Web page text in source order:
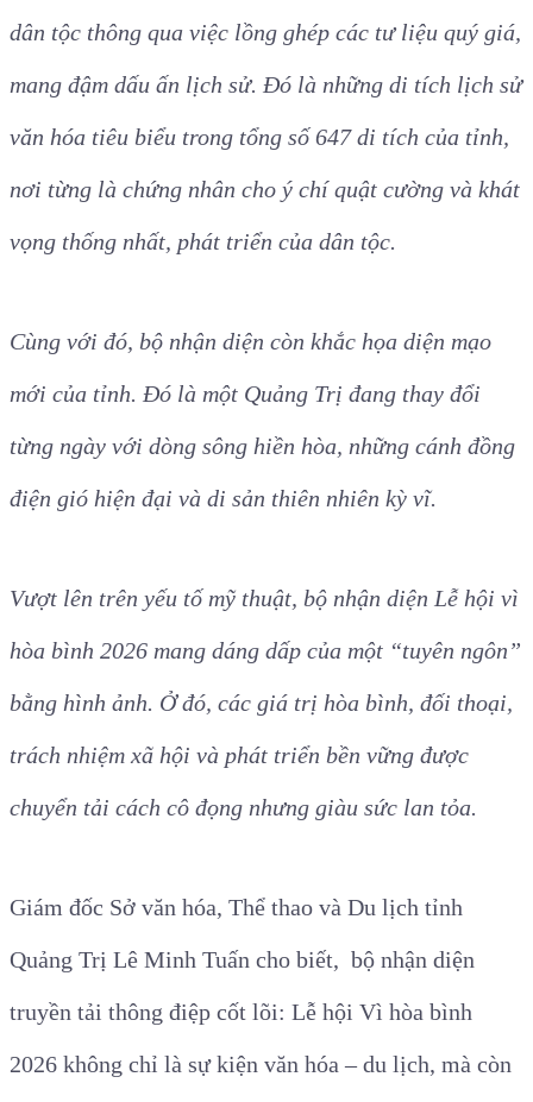
dân tộc thông qua việc lồng ghép các tư liệu quý giá,
mang đậm dấu ấn lịch sử. Đó là những di tích lịch sử
văn hóa tiêu biểu trong tổng số 647 di tích của tỉnh,
nơi từng là chứng nhân cho ý chí quật cường và khát
vọng thống nhất, phát triển của dân tộc.
Cùng với đó, bộ nhận diện còn khắc họa diện mạo
mới của tỉnh. Đó là một Quảng Trị đang thay đổi
từng ngày với dòng sông hiền hòa, những cánh đồng
điện gió hiện đại và di sản thiên nhiên kỳ vĩ.
Vượt lên trên yếu tố mỹ thuật, bộ nhận diện Lễ hội vì
hòa bình 2026 mang dáng dấp của một “tuyên ngôn”
bằng hình ảnh. Ở đó, các giá trị hòa bình, đối thoại,
trách nhiệm xã hội và phát triển bền vững được
chuyển tải cách cô đọng nhưng giàu sức lan tỏa.
Giám đốc Sở văn hóa, Thể thao và Du lịch tỉnh
Quảng Trị Lê Minh Tuấn cho biết, bộ nhận diện
truyền tải thông điệp cốt lõi: Lễ hội Vì hòa bình
2026 không chỉ là sự kiện văn hóa – du lịch, mà còn